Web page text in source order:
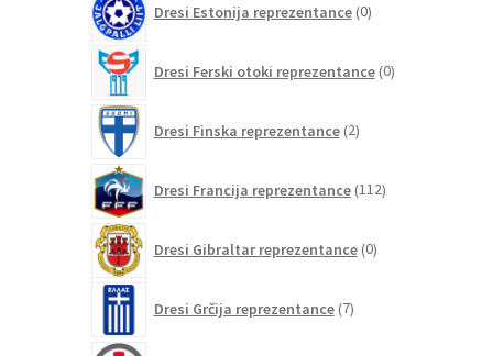
Dresi Estonija reprezentance 0izdelkov
Dresi Ferski otoki reprezentance 0izdelkov
Dresi Finska reprezentance 2izdelka
Dresi Francija reprezentance 112izdelkov
Dresi Gibraltar reprezentance 0izdelkov
Dresi Grčija reprezentance 7izdelkov